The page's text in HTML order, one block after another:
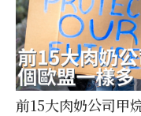
前15大肉奶公司甲